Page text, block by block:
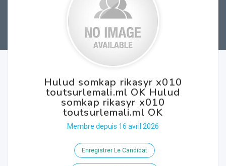
Hulud somkap rikasyr x010
toutsurlemali.ml OK Hulud
somkap rikasyr x010
toutsurlemali.ml OK
Membre depuis 16 avril 2026
Enregistrer Le Candidat